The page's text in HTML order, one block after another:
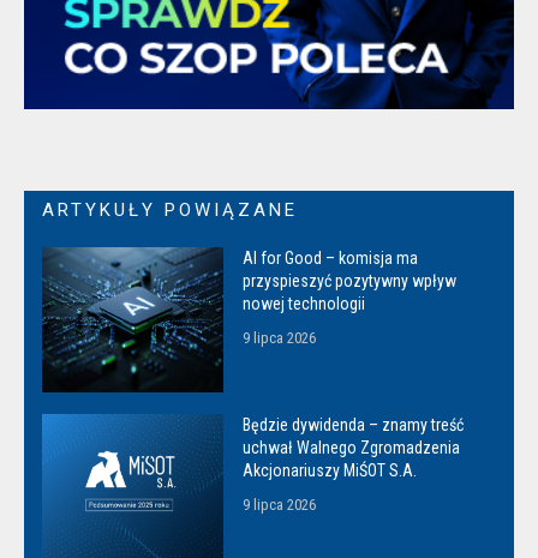
ARTYKUŁY POWIĄZANE
AI for Good – komisja ma
przyspieszyć pozytywny wpływ
nowej technologii
9 lipca 2026
Będzie dywidenda – znamy treść
uchwał Walnego Zgromadzenia
Akcjonariuszy MiŚOT S.A.
9 lipca 2026